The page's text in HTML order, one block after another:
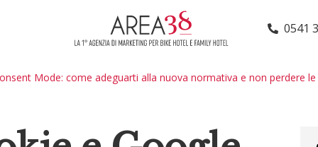
0541
Mode: come adeguarti alla nuova normativa e non perdere